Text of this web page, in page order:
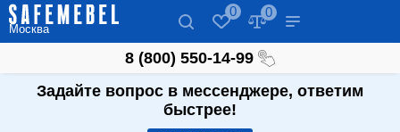
Москва
0 0
8 (800) 550-14-99
Задайте вопрос в мессенджере, ответим
быстрее!